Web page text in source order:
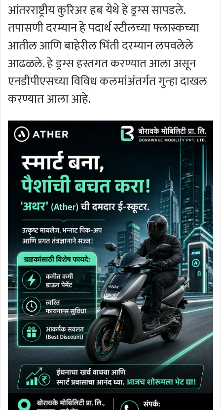
आंतरराष्ट्रीय कुरिअर हब येथे हे ड्रग्स सापडले.
तपासणी दरम्यान हे पदार्थ स्टीलच्या फ्लास्कच्या
आतील आणि बाहेरील भिंती दरम्यान लपवलेले
आढळले. हे ड्रग्स हस्तगत करण्यात आला असून
एनडीपीएसच्या विविध कलमांअंतर्गत गुन्हा दाखल
करण्यात आला आहे.